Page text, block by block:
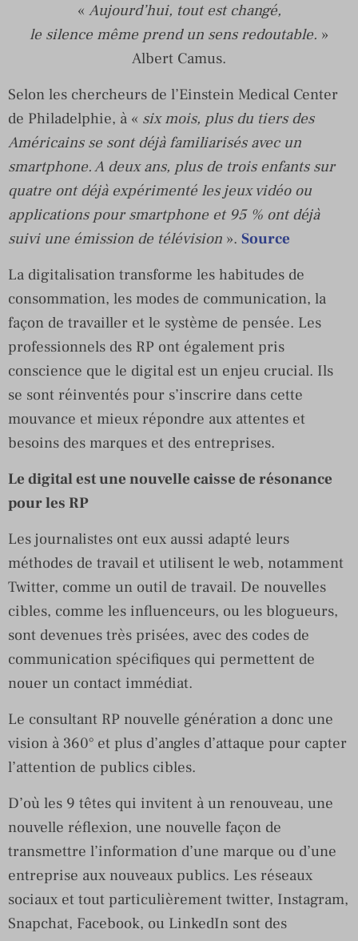
« Aujourd’hui, tout est changé,
le silence même prend un sens redoutable. »
Albert Camus.
Selon les chercheurs de l’Einstein Medical Center
de Philadelphie, à « six mois, plus du tiers des
Américains se sont déjà familiarisés avec un
smartphone. A deux ans, plus de trois enfants sur
quatre ont déjà expérimenté les jeux vidéo ou
applications pour smartphone et 95 % ont déjà
suivi une émission de télévision ». Source
La digitalisation transforme les habitudes de
consommation, les modes de communication, la
façon de travailler et le système de pensée. Les
professionnels des RP ont également pris
conscience que le digital est un enjeu crucial. Ils
se sont réinventés pour s’inscrire dans cette
mouvance et mieux répondre aux attentes et
besoins des marques et des entreprises.
Le digital est une nouvelle caisse de résonance
pour les RP
Les journalistes ont eux aussi adapté leurs
méthodes de travail et utilisent le web, notamment
Twitter, comme un outil de travail. De nouvelles
cibles, comme les influenceurs, ou les blogueurs,
sont devenues très prisées, avec des codes de
communication spécifiques qui permettent de
nouer un contact immédiat.
Le consultant RP nouvelle génération a donc une
vision à 360° et plus d’angles d’attaque pour capter
l’attention de publics cibles.
D’où les 9 têtes qui invitent à un renouveau, une
nouvelle réflexion, une nouvelle façon de
transmettre l’information d’une marque ou d’une
entreprise aux nouveaux publics. Les réseaux
sociaux et tout particulièrement twitter, Instagram,
Snapchat, Facebook, ou LinkedIn sont des